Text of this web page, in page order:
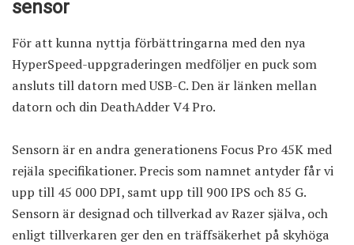
sensor
För att kunna nyttja förbättringarna med den nya
HyperSpeed-uppgraderingen medföljer en puck som
ansluts till datorn med USB-C. Den är länken mellan
datorn och din DeathAdder V4 Pro.
Sensorn är en andra generationens Focus Pro 45K med
rejäla specifikationer. Precis som namnet antyder får vi
upp till 45 000 DPI, samt upp till 900 IPS och 85 G.
Sensorn är designad och tillverkad av Razer själva, och
enligt tillverkaren ger den en träffsäkerhet på skyhöga